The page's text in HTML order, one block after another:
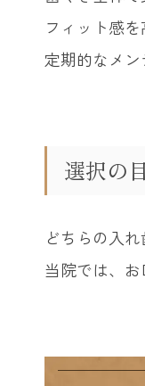
フィット感
定期的なメ
選択の
どちらの入
当院では、